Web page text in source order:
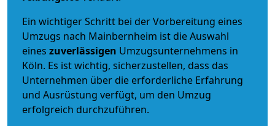
Ein wichtiger Schritt bei der Vorbereitung eines
Umzugs nach Mainbernheim ist die Auswahl
eines zuverlässigen Umzugsunternehmens in
Köln. Es ist wichtig, sicherzustellen, dass das
Unternehmen über die erforderliche Erfahrung
und Ausrüstung verfügt, um den Umzug
erfolgreich durchzuführen.